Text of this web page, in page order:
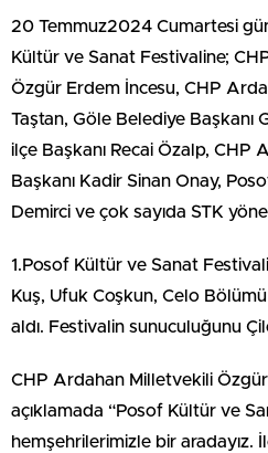
20 Temmuz2024 Cumartesi
Kültür ve Sanat Festivaline;
Özgür Erdem İncesu, CHP
Taştan, Göle Belediye Başkanı
ilçe Başkanı Recai Özalp, CHP
Başkanı Kadir Sinan Onay,
Demirci ve çok sayıda STK
1.Posof Kültür ve Sanat
Kuş, Ufuk Coşkun, Celo
aldı. Festivalin sunuculuğunu
CHP Ardahan Milletvekili Özgür
açıklamada “Posof Kültür ve
hemşehrilerimizle bir aradayız.